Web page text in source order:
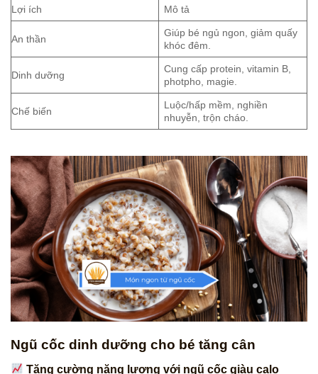
Lợi ích Mô tả
An thần
Giúp bé ngủ ngon, giảm quấy
khóc đêm.
Dinh dưỡng
Cung cấp protein, vitamin B,
photpho, magie.
Chế biến
Luộc/hấp mềm, nghiền
nhuyễn, trộn cháo.
Ngũ cốc dinh dưỡng cho bé tăng cân
Tăng cường năng lượng với ngũ cốc giàu calo